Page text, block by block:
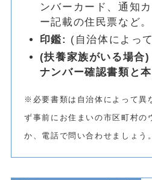
ンバーカード、通知
ー記載の住民票など。
印鑑: (自治体によっ
(扶養家族がいる場合
ナンバー確認書類と
※必要書類は自治体によって異
ず事前にお住まいの市区町村の
か、電話で問い合わせましょう。